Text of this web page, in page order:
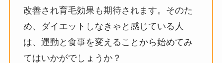
改善され育毛効果も期待されます。そのた
め、ダイエットしなきゃと感じている人
は、運動と食事を変えることから始めてみ
てはいかがでしょうか？